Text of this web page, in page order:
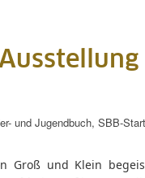
und Jugendbuch, SBB-
Groß und Klein